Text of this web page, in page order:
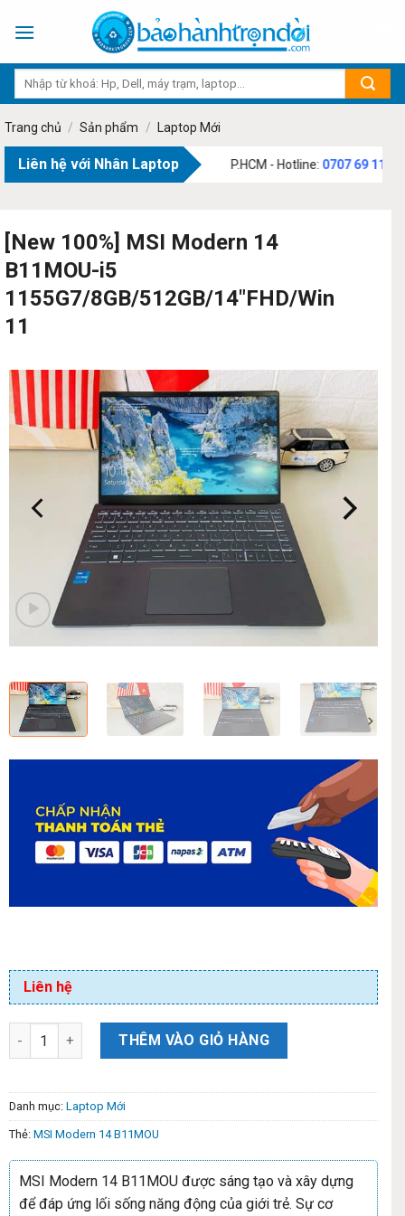
Trang chủ / Sản phẩm / Laptop Mới
Liên hệ với Nhân Laptop
Văn Bạch, Phường Tân Sơn, TP.HCM - Hotline:0707 69 1111
[New 100%] MSI Modern 14
B11MOU-i5
1155G7/8GB/512GB/14″FHD/Win
11
Liên hệ
THÊM VÀO GIỎ HÀNG
Danh mục: Laptop Mới
Thẻ: MSI Modern 14 B11MOU
MSI Modern 14 B11MOU được sáng tạo và xây dựng
để đáp ứng lối sống năng động của giới trẻ. Sự cơ